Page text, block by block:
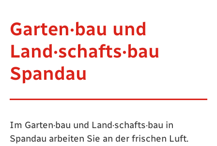
Garten·bau und
Land·schafts·bau
Spandau
Im Garten·bau und Land·schafts·bau in
Spandau arbeiten Sie an der frischen Luft.